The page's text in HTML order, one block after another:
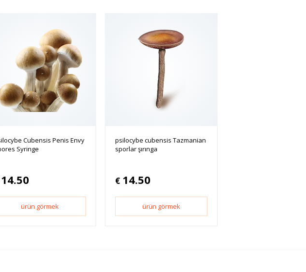
Cubensis Penis Envy
Syringe
14.50
ürün görmek
psilocybe cubensis Tazmanian
sporlar şırınga
€ 14.50
ürün görmek